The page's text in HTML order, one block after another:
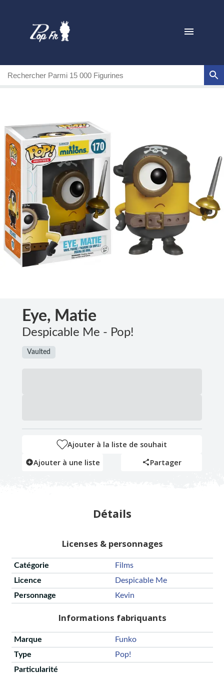
Eye, Matie
Despicable Me - Pop!
Vaulted
Ajouter à la liste de souhait
Ajouter à une liste
Partager
Détails
Licenses & personnages
Catégorie
Films
Licence
Despicable Me
Personnage
Kevin
Informations fabriquants
Marque
Funko
Type
Pop!
Particularité